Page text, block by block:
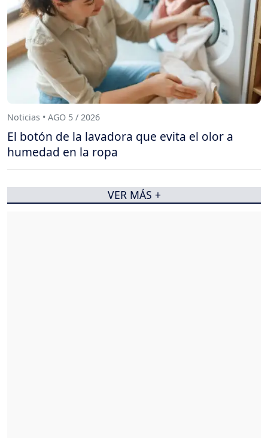
Noticias • AGO 5 / 2026
El botón de la lavadora que evita el olor a
humedad en la ropa
VER MÁS +